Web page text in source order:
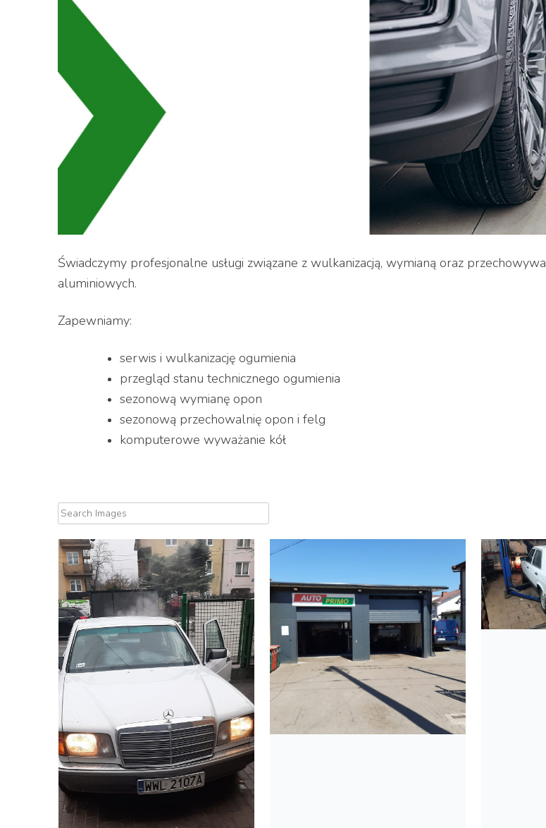
Świadczymy profesjonalne usługi związane z wulkanizacją, wymianą oraz
aluminiowych.
Zapewniamy:
serwis i wulkanizację ogumienia
przegląd stanu technicznego ogumienia
sezonową wymianę opon
sezonową przechowalnię opon i felg
komputerowe wyważanie kół